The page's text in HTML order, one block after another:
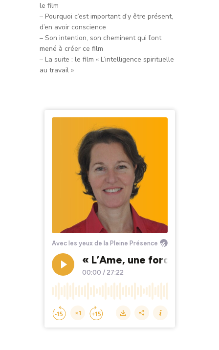
le film
– Pourquoi c’est important d’y être présent,
d’en avoir conscience
– Son intention, son cheminent qui l’ont
mené à créer ce film
– La suite : le film « L’intelligence spirituelle
au travail »